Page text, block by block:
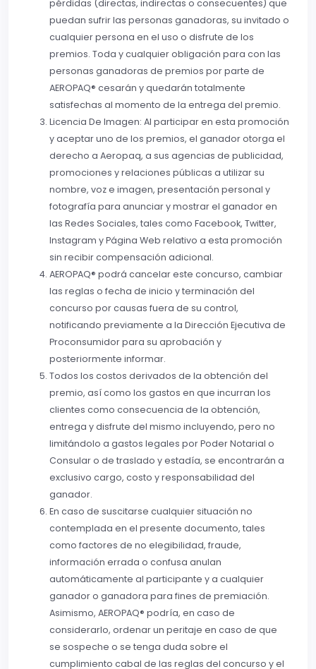
pérdidas (directas, indirectas o consecuentes) que
puedan sufrir las personas ganadoras, su invitado o
cualquier persona en el uso o disfrute de los
premios. Toda y cualquier obligación para con las
personas ganadoras de premios por parte de
AEROPAQ® cesarán y quedarán totalmente
satisfechas al momento de la entrega del premio.
Licencia De Imagen: Al participar en esta promoción
y aceptar uno de los premios, el ganador otorga el
derecho a Aeropaq, a sus agencias de publicidad,
promociones y relaciones públicas a utilizar su
nombre, voz e imagen, presentación personal y
fotografía para anunciar y mostrar el ganador en
las Redes Sociales, tales como Facebook, Twitter,
Instagram y Página Web relativo a esta promoción
sin recibir compensación adicional.
AEROPAQ® podrá cancelar este concurso, cambiar
las reglas o fecha de inicio y terminación del
concurso por causas fuera de su control,
notificando previamente a la Dirección Ejecutiva de
Proconsumidor para su aprobación y
posteriormente informar.
Todos los costos derivados de la obtención del
premio, así como los gastos en que incurran los
clientes como consecuencia de la obtención,
entrega y disfrute del mismo incluyendo, pero no
limitándolo a gastos legales por Poder Notarial o
Consular o de traslado y estadía, se encontrarán a
exclusivo cargo, costo y responsabilidad del
ganador.
En caso de suscitarse cualquier situación no
contemplada en el presente documento, tales
como factores de no elegibilidad, fraude,
información errada o confusa anulan
automáticamente al participante y a cualquier
ganador o ganadora para fines de premiación.
Asimismo, AEROPAQ® podría, en caso de
considerarlo, ordenar un peritaje en caso de que
se sospeche o se tenga duda sobre el
cumplimiento cabal de las reglas del concurso y el